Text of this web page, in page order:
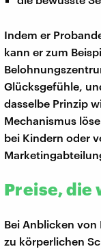
Indem er
kann er zum
Glücksgefühle,
dasselbe Prinzip
Mechanismus
bei Kindern oder
Preise, die
Bei Anblicken von
zu körperlichen